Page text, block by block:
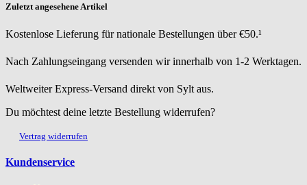
Zuletzt angesehene Artikel
Kostenlose Lieferung für nationale Bestellungen über €50.¹
Nach Zahlungseingang versenden wir innerhalb von 1-2 Werktagen.
Weltweiter Express-Versand direkt von Sylt aus.
Du möchtest deine letzte Bestellung widerrufen?
Vertrag widerrufen
Kundenservice